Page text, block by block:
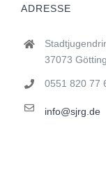
ADRESSE
37073
0551 820 77
info@sjrg.de